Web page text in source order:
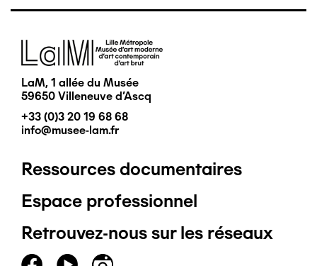
Image
LaM, 1 allée du Musée
59650 Villeneuve d'Ascq
+33 (0)3 20 19 68 68
info@musee-lam.fr
Pied
de
page
Ressources documentaires
Espace professionnel
Retrouvez-nous sur les réseaux